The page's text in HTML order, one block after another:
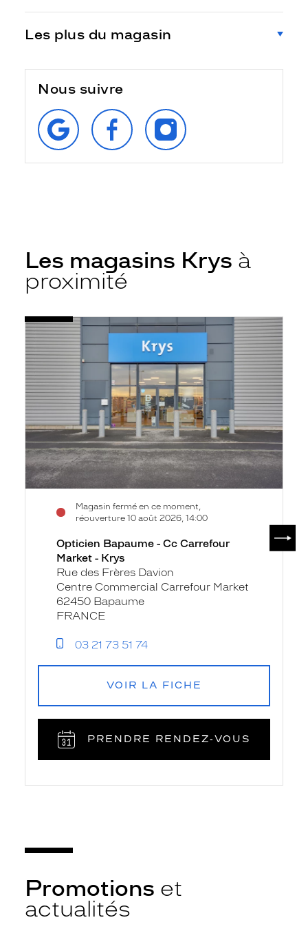
Les plus du magasin
Nous suivre
RETROUVEZ‑NOUS
SUR
GOOGLE
SUIVEZ‑NOUS
SUR
FACEBOOK
SUIVEZ‑NOUS
SUR
INSTAGRAM
Les magasins Krys à
proximité
Opticien
Bapaume
-
Cc
Carrefour
Market
-
Krys
Magasin fermé en ce moment,
réouverture 10 août 2026, 14:00
Voir
la
fiche
Opticien Bapaume - Cc Carrefour
Market - Krys
Rue des Frères Davion
Centre Commercial Carrefour Market
62450 Bapaume
FRANCE
03 21 73 51 74
VOIR LA FICHE
PRENDRE RENDEZ‑VOUS
Promotions et
actualités